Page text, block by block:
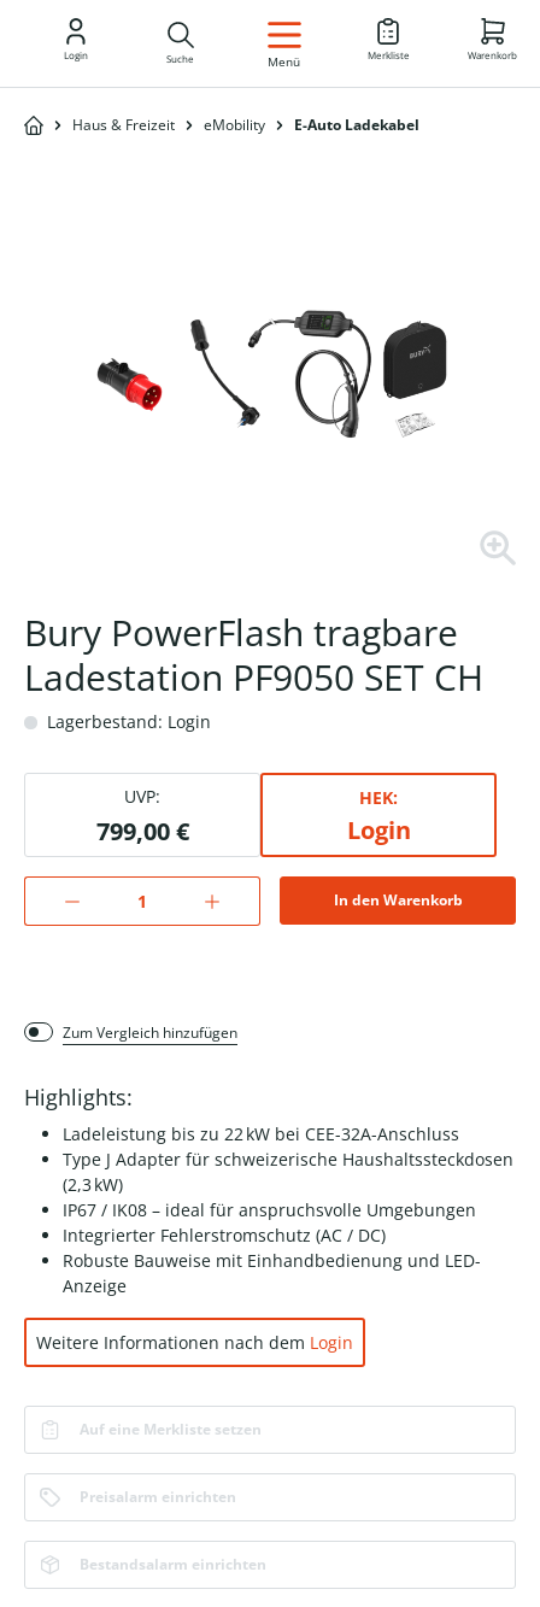
DE
Login Suche Menü Merkliste Warenkorb
Haus & Freizeit eMobility E-Auto Ladekabel
Bury PowerFlash tragbare
Ladestation PF9050 SET CH
Lagerbestand: Login
UVP:
799,00 €
HEK:
Login
In den Warenkorb
Zum Vergleich hinzufügen
Highlights:
Ladeleistung bis zu 22 kW bei CEE-32A-Anschluss
Type J Adapter für schweizerische Haushaltssteckdosen
(2,3 kW)
IP67 / IK08 – ideal für anspruchsvolle Umgebungen
Integrierter Fehlerstromschutz (AC / DC)
Robuste Bauweise mit Einhandbedienung und LED-
Anzeige
Weitere Informationen nach dem Login
Auf eine Merkliste setzen
Preisalarm einrichten
Bestandsalarm einrichten